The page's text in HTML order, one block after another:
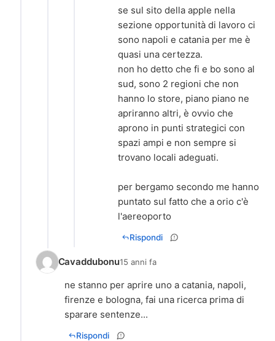
se sul sito della apple nella
sezione opportunità di lavoro ci
sono napoli e catania per me è
quasi una certezza.
non ho detto che fi e bo sono al
sud, sono 2 regioni che non
hanno lo store, piano piano ne
apriranno altri, è ovvio che
aprono in punti strategici con
spazi ampi e non sempre si
trovano locali adeguati.
per bergamo secondo me hanno
puntato sul fatto che a orio c'è
Rispondi
Cavaddubonu15 anni fa
ne stanno per aprire uno a catania, napoli,
firenze e bologna, fai una ricerca prima di
sparare sentenze...
Rispondi